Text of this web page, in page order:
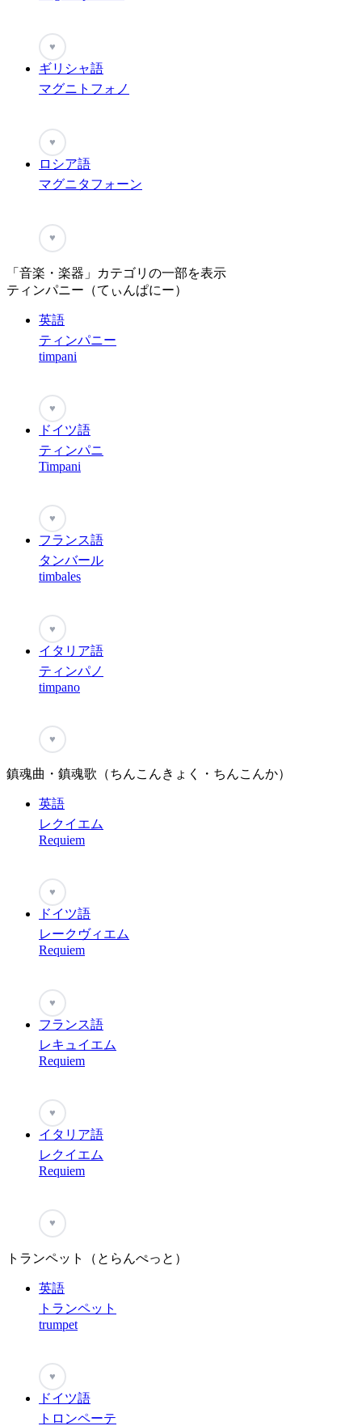
♥
ギリシャ語
マグニトフォノ
♥
ロシア語
マグニタフォーン
♥
「音楽・楽器」カテゴリの一部を表示
ティンパニー（てぃんぱにー）
英語
ティンパニー
timpani
♥
ドイツ語
ティンパニ
Timpani
♥
フランス語
タンバール
timbales
♥
イタリア語
ティンパノ
timpano
♥
鎮魂曲・鎮魂歌（ちんこんきょく・ちんこんか）
英語
レクイエム
Requiem
♥
ドイツ語
レークヴィエム
Requiem
♥
フランス語
レキュイエム
Requiem
♥
イタリア語
レクイエム
Requiem
♥
トランペット（とらんぺっと）
英語
トランペット
trumpet
♥
ドイツ語
トロンペーテ